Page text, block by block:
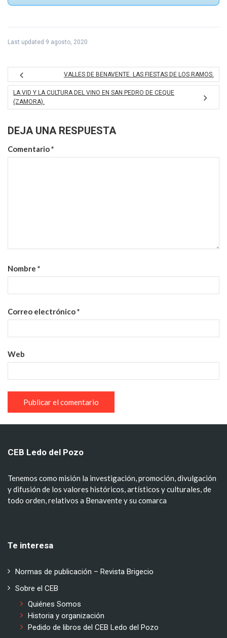
Last updated 9 agosto, 2020
VALLES DE BENAVENTE. LAS FIESTAS DE LOS RAMOS.
LA VID Y LA CULTURA DEL VINO EN SAN PEDRO DE CEQUE
(ZAMORA).
DEJA UNA RESPUESTA
Comentario*
Nombre *
Correo electrónico*
Web
CEB Ledo del Pozo
Tenemos como misión la investigación, promoción, divulgación
y difusión de los valores históricos, artísticos y culturales, de
todo orden, relativos a Benavente y su comarca
Te interesa
Normas de publicación – Revista Brigecio
Sobre el CEB
Quiénes Somos
Historia y organización
Pedido de libros del CEB Ledo del Pozo